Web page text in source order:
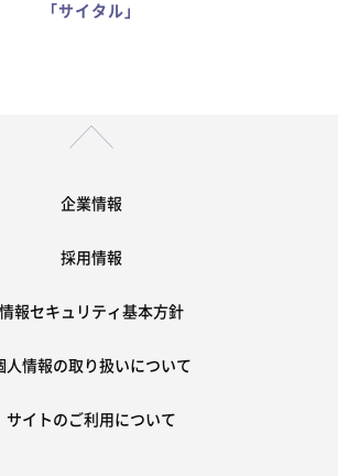
「サイタル」
企業情報
採用情報
情報セキュリティ基本方針
人情報の取り扱いについて
サイトのご利用について